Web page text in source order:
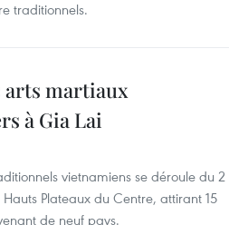
traditionnels.
arts martiaux
à Gia Lai
vietnamiens se déroule du 2
Plateaux du Centre, attirant 15
de neuf pays.